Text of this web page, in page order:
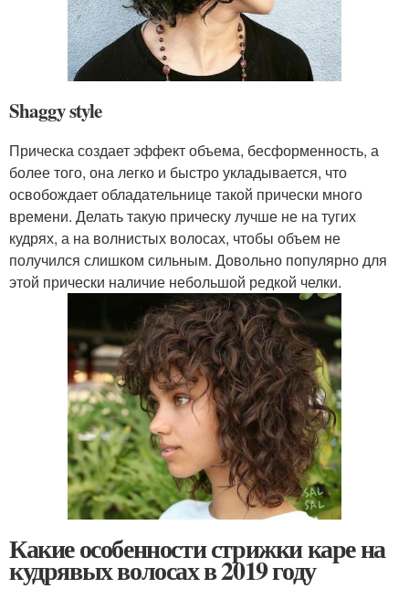
Shaggy style
Прическа создает эффект объема, бесформенность, а
более того, она легко и быстро укладывается, что
освобождает обладательнице такой прически много
времени. Делать такую прическу лучше не на тугих
кудрях, а на волнистых волосах, чтобы объем не
получился слишком сильным. Довольно популярно для
этой прически наличие небольшой редкой челки.
Какие особенности стрижки каре на
кудрявых волосах в 2019 году